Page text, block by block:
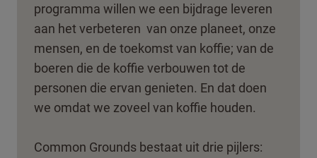
programma willen we een bijdrage leveren
aan het verbeteren van onze planeet, onze
mensen, en de toekomst van koffie; van de
boeren die de koffie verbouwen tot de
personen die ervan genieten. En dat doen
we omdat we zoveel van koffie houden. ​
Common Grounds bestaat uit drie pijlers: